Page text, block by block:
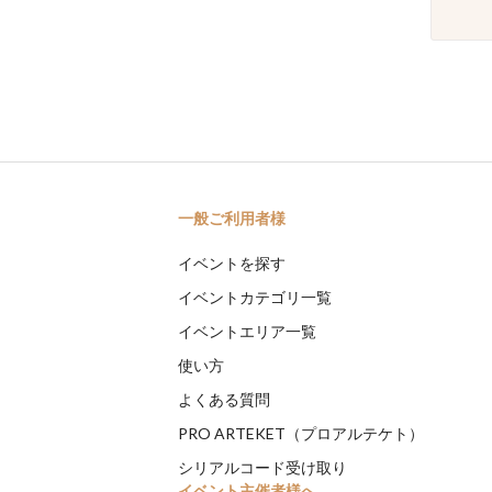
一般ご利用者様
イベントを探す
イベントカテゴリ一覧
イベントエリア一覧
使い方
よくある質問
PRO ARTEKET（プロアルテケト）
シリアルコード受け取り